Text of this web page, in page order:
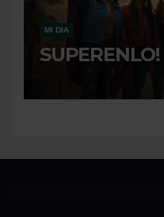
MI DIA
SUPERENLO!